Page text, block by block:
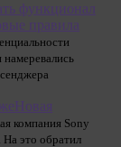
функционал
правила
Новая
компания Sony
это обратил